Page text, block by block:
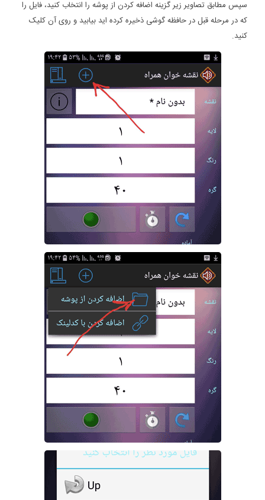
سپس مطابق تصاویر زیر گزینه اضافه کردن از پوشه را انتخاب کنید، فایل را
که در مرحله قبل در حافظه گوشی ذخیره کرده اید بیابید و روی آن کلیک
کنید.